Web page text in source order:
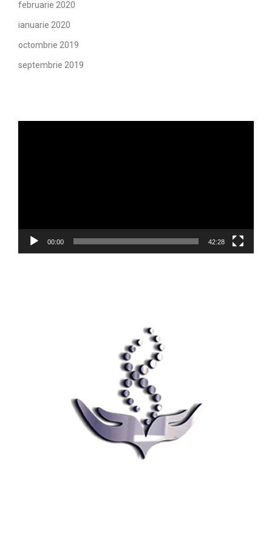
februarie 2020
ianuarie 2020
octombrie 2019
septembrie 2019
00:00 42:28